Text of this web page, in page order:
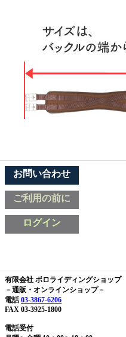
お問い合わせ
ご利用の前に
ログイン
有限会社 ボロライディングショップ
－通販・オンラインショップ－
電話03-3867-6206
FAX 03-3925-1800
電話受付